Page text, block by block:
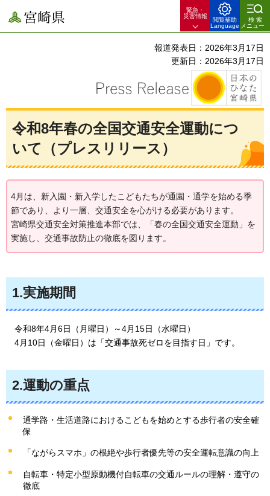
宮崎県
緊急・
災害情報
閲覧補助
Language
検索
メニュー
報道発表日：2026年3月17日
更新日：2026年3月17日
令和8年春の全国交通安全運動につ
いて（プレスリリース）
4月は、新入園・新入学したこどもたちが通園・通学を始める季
節であり、より一層、交通安全を心がける必要があります。
宮崎県交通安全対策推進本部では、「春の全国交通安全運動」を
実施し、交通事故防止の徹底を図ります。
1.実施期間
令和8年4月6日（月曜日）～4月15日（水曜日）
4月 10日（金曜日）は「交通事故死ゼロを目指す日」です。
2.運動の重点
通学路・生活道路におけるこどもを始めとする歩行者の安全確
保
「ながらスマホ」の根絶や歩行者優先等の安全運転意識の向上
自転車・特定小型原動機付自転車の交通ルールの理解・遵守の
徹底